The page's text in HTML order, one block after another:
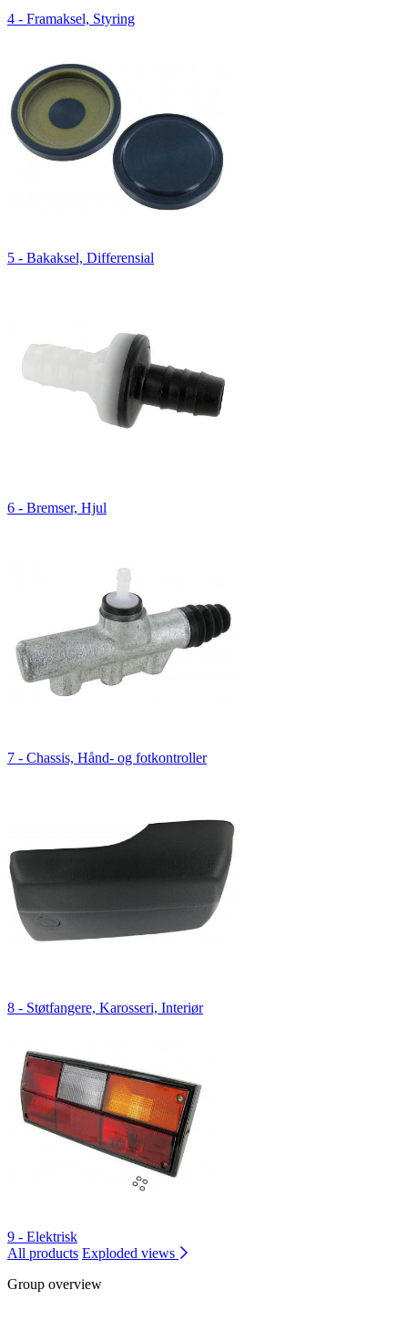
4 - Framaksel, Styring
5 - Bakaksel, Differensial
6 - Bremser, Hjul
7 - Chassis, Hånd- og fotkontroller
8 - Støtfangere, Karosseri, Interiør
9 - Elektrisk
All products Exploded views
Group overview